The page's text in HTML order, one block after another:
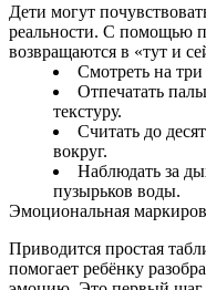
Дети могут
реальности. С помощью
возвращаются в «тут и
Смотреть на три
Отпечатать
текстуру.
Считать до
вокруг.
Наблюдать за
пузырьков воды.
Эмоциональная
Приводится простая
помогает ребёнку